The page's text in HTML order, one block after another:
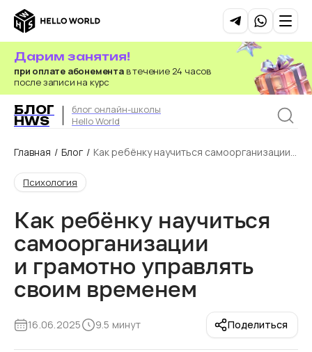
при оплате абонементав течение 24 часов
после записи на курс
Дарим занятия!
БЛОГ
HWS
блог онлайн-школы
Hello World
Главная / Блог / Как ребёнку научиться самоорганизации и
Психология
Как ребёнку научиться
самоорганизации
и грамотно управлять
своим временем
16.06.2025 9.5 минут Поделиться